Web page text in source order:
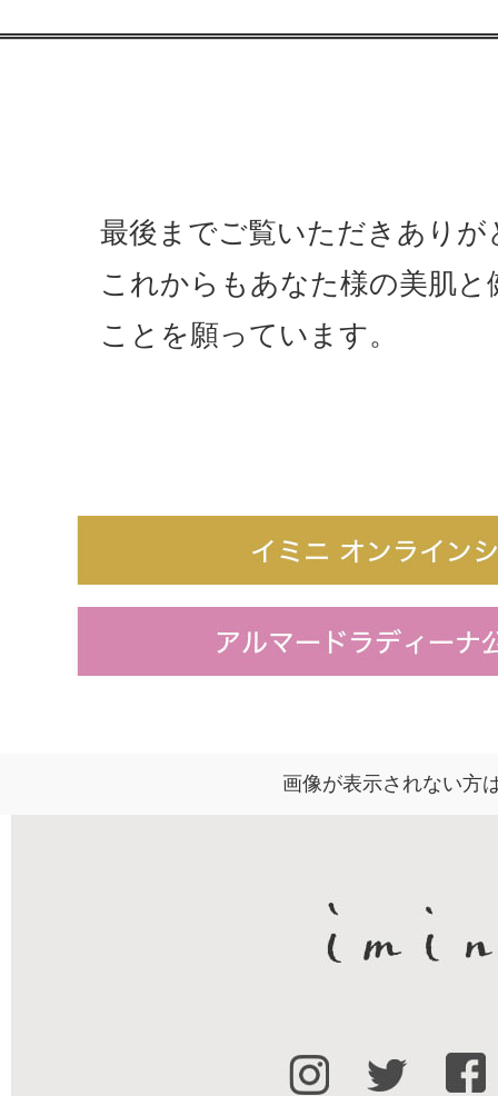
最後までご覧いただきあり
これからもあなた様の美肌
ことを願っています。
画像が表示されない方